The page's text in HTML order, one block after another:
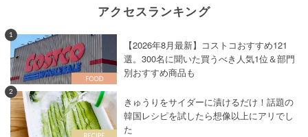
アクセスランキング
1
【2026年8月最新】コストコおすすめ121
選。300名に聞いた買うべき人気1位＆部門
別おすすめ商品も
2
きゅうりをサイダーに漬けるだけ！話題の
韓国レシピを試したら想像以上にアリでし
た